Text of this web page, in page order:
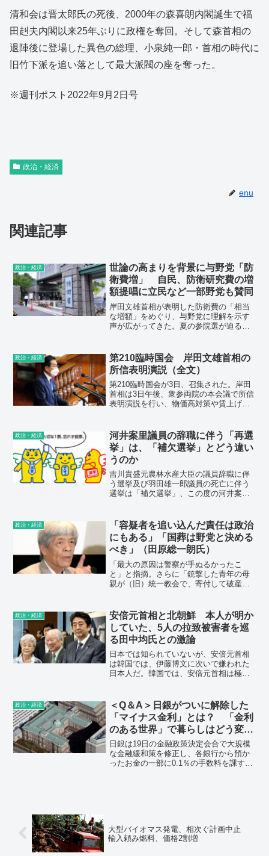
清和会は晋太郎氏の死後、2000年の森喜朗内閣誕生で福
田赳夫内閣以来25年ぶりに政権を奪回。そして森首相の
退陣後に登場した異色の総理、小泉純一郎・首相の時代に
旧竹下派を追い落として最大派閥の座を奪った。
※週刊ポスト2022年9月2日号
政治・経済
enu
関連記事
政治・経済
世論の高まりを背景に与野党「防
衛費増」 自民、防衛研究費の増
額提唱に立民など一部野党も賛同
岸田文雄首相が表明した防衛費の「相当
な増額」をめぐり、与野党に理解を示す
声が広がってきた。夏の参院選が迫る
向が、背景にあるとみられる。ただ、規
模に対する考え方には隔たりもあり、今
後の論点となりそうだ。
政治・経済
第210臨時国会 岸田文雄首相の
所信表明演説（全文）
第210臨時国会が3日、召集された。岸田
首相は3日午後、衆参両院の本会議で所信
表明演説を行い、物価高対策や賃上げに
に謙虚に向き合う姿勢も強調した。所信
表明演説（全文）は以下の通り。
政治・経済
河井案里議員の辞職に伴う「再選
挙」は、「補欠選挙」とどう違い
うのか
吉川貴盛元農林水産大臣の議員辞職に伴
う選挙及び羽田雄一郎議員の死亡に伴う
選挙は「補欠選挙」、この度の河井案里
選挙の種類について整理した。4月25日
に、補欠選挙と再選...
政治・経済
「容疑者を追い込んだ責任は政治
にもある」「国葬は野党と決める
べき」（田原総一朗氏）
「最大の原因は警察が手ぬるかったこ
と」と指摘。さらに「銃撃した青年の母
親が（旧）統一教会で、寄付して破産し
の力で（仕組みを）作らないといけな
い。言いますよ。彼を追い込んだ責任は
政治にあるぞと」と力を込めた。
政治・経済
安倍元首相と北朝鮮 本人が明か
していた、5人の拉致被害者を巡
る田中均氏との激論
日本では知られていないが、安倍元首相
は韓国では、伊藤博文に次いで嫌われた
日本人だ。韓国では、安倍元首相は極め
ディア関係者は、「犯人が韓国人だと困
る」と思ったようだ。私も、一瞬だが
「犯人が韓国人だと大変だ」との思いが
頭をよぎった。
政治・経済
＜Q＆A＞日銀がついに解除した
「マイナス金利」とは？ 「金利
のある世界」で暮らしはどう変わ
る？
日銀は19日の金融政策決定会合で大規模
な金融緩和策を修正し、各銀行から預か
ったお金の一部に0.1％の手数料を課す
大型バイオマス発電、相次ぐ計画中止
輸入頼み燃料、価格2割増